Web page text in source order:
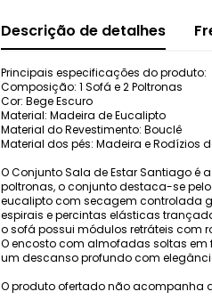
Descrição de detalhes
Principais especificações do produto:
Composição: 1 Sofá e 2 Poltronas
Cor: Bege Escuro
Material: Madeira de Eucalipto
Material do Revestimento: Bouclê
Material dos pés: Madeira e Rodízios
O Conjunto Sala de Estar Santiago
poltronas, o conjunto destaca-se
eucalipto com secagem controlada
espirais e percintas elásticas
o sofá possui módulos retráteis com
O encosto com almofadas soltas em
um descanso profundo com
O produto ofertado não acompanha